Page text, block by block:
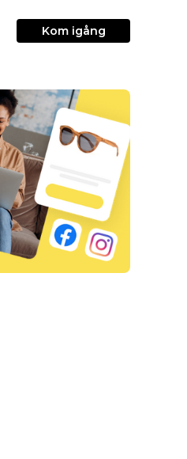
Kom igång